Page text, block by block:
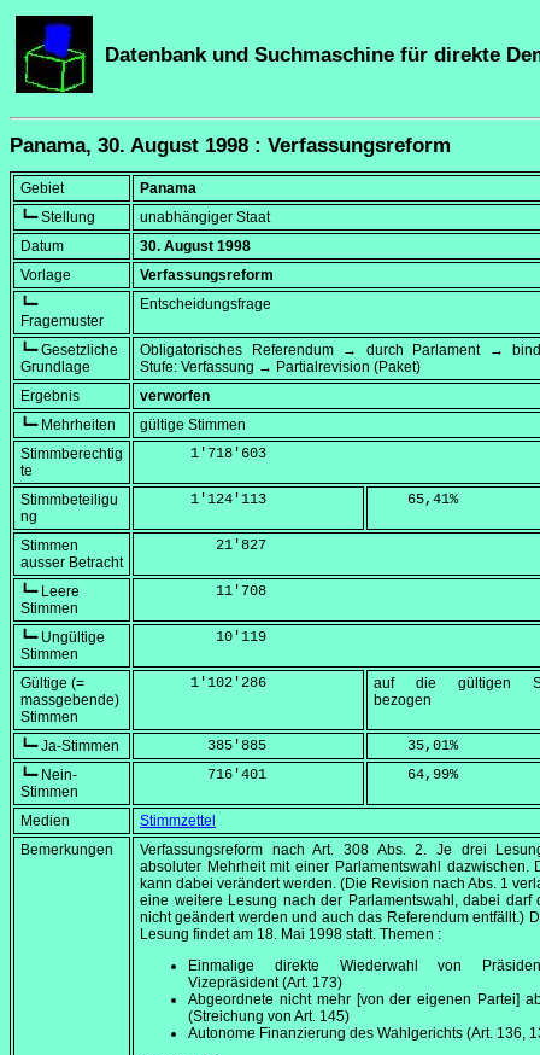
Datenbank und Suchmaschine für direkte
Panama, 30. August 1998 : Verfassungsreform
Gebiet
Panama
┗━ Stellung
unabhängiger Staat
Datum
30. August 1998
Vorlage
Verfassungsreform
┗━
Fragemuster
Entscheidungsfrage
┗━ Gesetzliche
Grundlage
Obligatorisches Referendum → durch Parlament →
Stufe: Verfassung → Partialrevision (Paket)
Ergebnis
verworfen
┗━ Mehrheiten
gültige Stimmen
Stimmberechtig
te
      1'718'603
Stimmbeteiligu
ng
      1'124'113
    65,41
%
Stimmen
ausser Betracht
         21'827
┗━ Leere
Stimmen
         11'708
┗━ Ungültige
Stimmen
         10'119
Gültige (=
massgebende)
Stimmen
      1'102'286
auf die gültigen
bezogen
┗━ Ja-Stimmen
        385'885
    35,01
%
┗━ Nein-
Stimmen
        716'401
    64,99
%
Medien
Stimmzettel
Bemerkungen
Verfassungsreform nach Art. 308 Abs. 2. Je drei
absoluter Mehrheit mit einer Parlamentswahl dazwischen.
kann dabei verändert werden. (Die Revision nach Abs. 1
eine weitere Lesung nach der Parlamentswahl, dabei darf
nicht geändert werden und auch das Referendum entfällt.)
Lesung findet am 18. Mai 1998 statt. Themen :
Einmalige direkte Wiederwahl von
Vizepräsident (Art. 173)
Abgeordnete nicht mehr [von der eigenen Partei]
(Streichung von Art. 145)
Autonome Finanzierung des Wahlgerichts (Art. 136,